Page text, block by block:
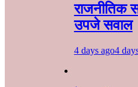
राजनीतिक
उपजे सवाल
4 days ago4